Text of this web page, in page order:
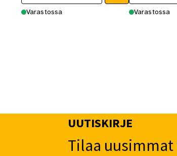
Varastossa
on
useampi
Varastossa
UUTISKIRJE
Tilaa